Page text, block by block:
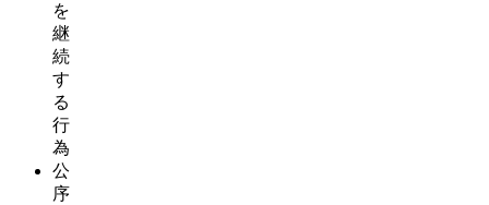
を
継
続
す
る
行
為
公
序